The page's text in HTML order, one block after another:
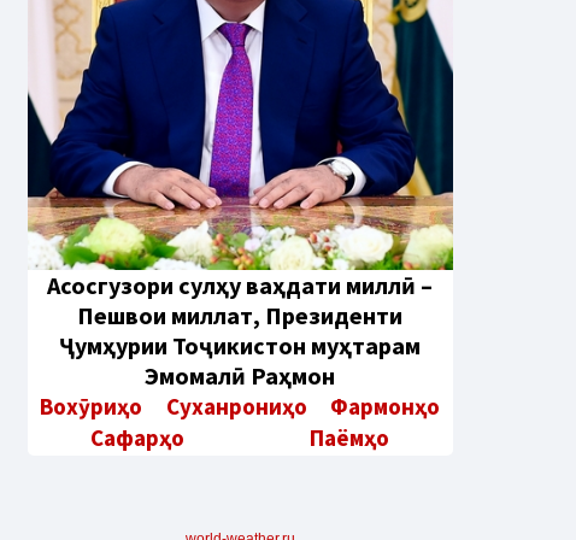
Aсосгузори сулҳу ваҳдати миллӣ –
Пешвои миллат, Президенти
Ҷумҳурии Тоҷикистон муҳтарам
Эмомалӣ Раҳмон
Вохӯриҳо Суханрониҳо
Фармонҳо
Сафарҳо
Паёмҳо